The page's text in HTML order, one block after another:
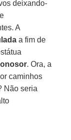
deixando-
A
a fim de
. Ora, a
caminhos
Não seria